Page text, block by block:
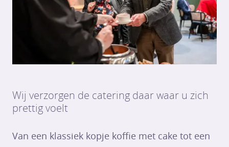
Wij verzorgen de catering daar waar u zich
prettig voelt
Van een klassiek kopje koffie met cake tot een